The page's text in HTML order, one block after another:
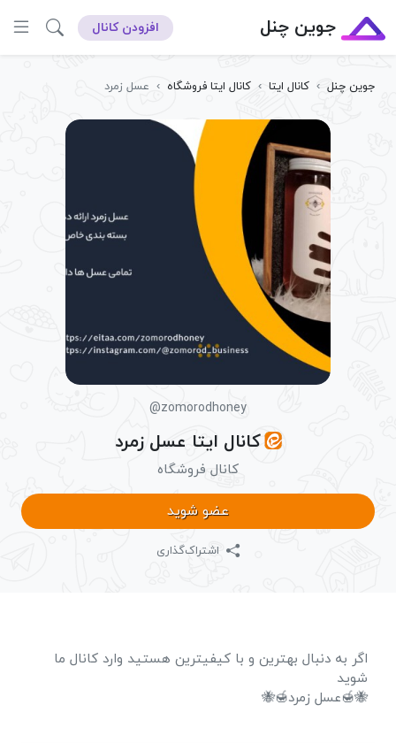
جوین چنل افزودن کانال
جوین چنل › کانال ایتا › کانال ایتا فروشگاه › عسل زمرد
@zomorodhoney
کانال ایتا عسل زمرد
کانال فروشگاه
عضو شوید
اشتراک‌گذاری
اگر به دنبال بهترین و با کیفیترین هستید وارد کانال ما
شوید
🐝🍯عسل زمرد🍯🐝